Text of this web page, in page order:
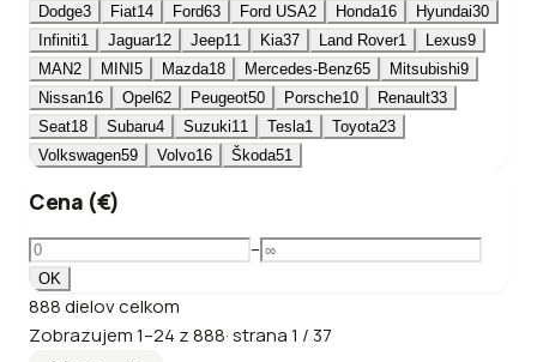
Dodge3 Fiat14 Ford63 Ford USA2 Honda16 Hyundai30
Infiniti1 Jaguar12 Jeep11 Kia37 Land Rover1 Lexus9
MAN2 MINI 5 Mazda18 Mercedes-Benz65 Mitsubishi9
Nissan16 Opel 62 Peugeot50 Porsche10 Renault33
Seat18 Subaru4 Suzuki11 Tesla1 Toyota23
Volkswagen59 Volvo16 Škoda51
Cena (€)
–
OK
888dielovcelkom
Zobrazujem1–24 z888·strana1 / 37